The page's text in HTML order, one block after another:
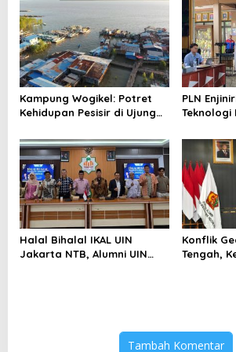
Berlebihan
Kampung Wogikel: Potret
Kehidupan Pesisir di Ujung
Bertahan di Tengah
Keterbatasan
PLN
Teknologi
Halal Bihalal IKAL UIN
Jakarta NTB, Alumni UIN
Konflik
Tengah,
Tambah Komentar